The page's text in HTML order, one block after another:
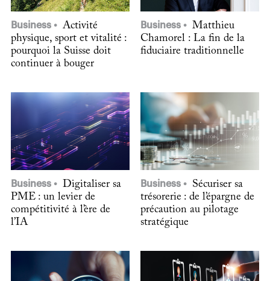
Business
Activité
physique, sport et vitalité :
pourquoi la Suisse doit
continuer à bouger
Business
Matthieu
Chamorel : La fin de la
fiduciaire traditionnelle
Business
Digitaliser sa
PME : un levier de
compétitivité à l’ère de
l’IA
Business
Sécuriser sa
trésorerie : de l’épargne de
précaution au pilotage
stratégique